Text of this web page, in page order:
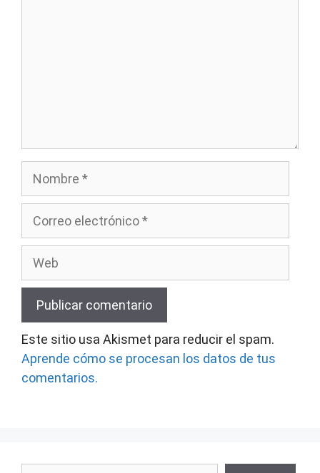
Nombre
Correo
Web
Este sitio usa Akismet para reducir el spam.
Aprende cómo se procesan los datos de tus
comentarios.